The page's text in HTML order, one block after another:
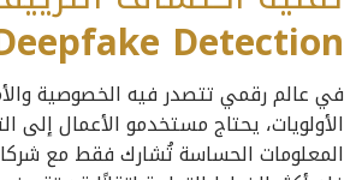
Detection
في عالم رقمي تتصدر فيه الخصوصية
الأولويات، يحتاج مستخدمو الأعمال إلى
المعلومات الحساسة تُشارك فقط مع